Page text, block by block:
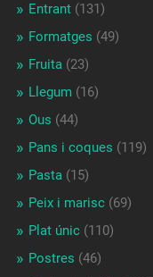
Entrant(131)
Formatges (49)
Fruita(23)
Llegum (16)
Ous (44)
Pans i coques (119)
Pasta(15)
Peix i marisc(69)
Plat únic(110)
Postres (46)